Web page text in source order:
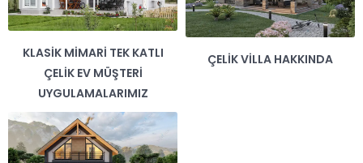
KLASIK MIMARI TEK KATLI
ÇELIK EV MÜŞTERI
UYGULAMALARIMIZ
ÇELIK VILLA HAKKINDA